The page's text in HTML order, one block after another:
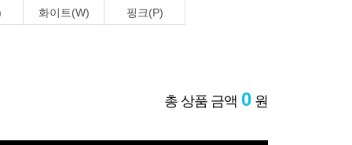
화이트(W) 핑크(P)
총 상품 금액 0 원